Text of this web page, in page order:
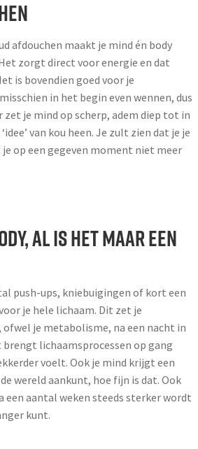
afdouchen maakt je mind én body
zorgt direct voor energie en dat
is bovendien goed voor je
in het begin even wennen, dus
zet je mind op scherp, adem diep tot in
van kou heen. Je zult zien dat je je
op een gegeven moment niet meer
al is het maar een
push-ups, kniebuigingen of kort een
je hele lichaam. Dit zet je
je metabolisme, na een nacht in
lichaamsprocessen op gang
voelt. Ook je mind krijgt een
wereld aankunt, hoe fijn is dat. Ook
een aantal weken steeds sterker wordt
kunt.